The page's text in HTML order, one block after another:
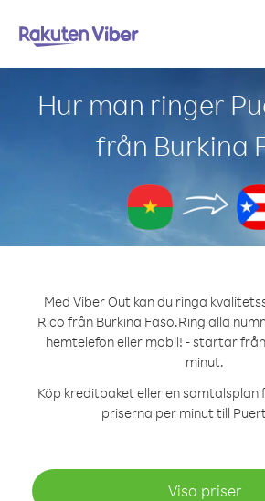
Hur man ringer
från Burkina
Med Viber Out kan du ringa
Rico från Burkina Faso.Ring alla
hemtelefon eller mobil! - startar
minut.
Köp kreditpaket eller en
priserna per minut till
Visa priser